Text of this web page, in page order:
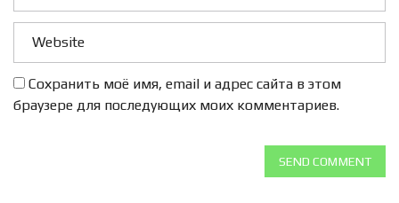
Сохранить моё имя, email и адрес сайта в этом
браузере для последующих моих комментариев.
SEND COMMENT